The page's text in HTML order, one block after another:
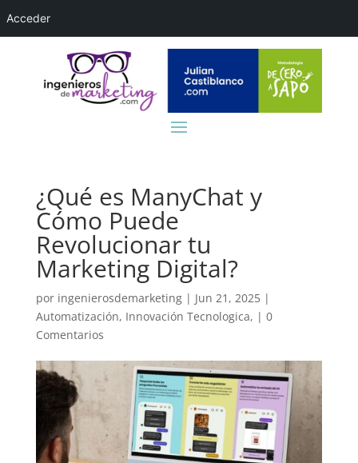
¿Qué es ManyChat y
Cómo Puede
Revolucionar tu
Marketing Digital?
por ingenierosdemarketing| Jun 21, 2025|
Automatización, Innovación Tecnologica, | 0
Comentarios
Acceder